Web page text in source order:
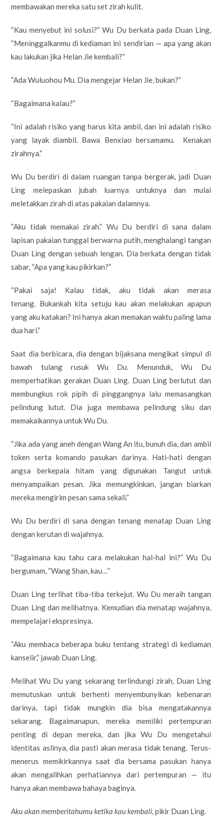
membawakan mereka satu set zirah kulit.
“Kau menyebut ini solusi?” Wu Du berkata pada Duan Ling,
“Meninggalkanmu di kediaman ini sendirian — apa yang akan
kau lakukan jika Helan Jie kembali?”
“Ada Wuluohou Mu. Dia mengejar Helan Jie, bukan?”
“Bagaimana kalau?”
“Ini adalah risiko yang harus kita ambil, dan ini adalah risiko
yang layak diambil. Bawa Benxiao bersamamu. Kenakan
zirahnya.”
Wu Du berdiri di dalam ruangan tanpa bergerak, jadi Duan
Ling melepaskan jubah luarnya untuknya dan mulai
meletakkan zirah di atas pakaian dalamnya.
“Aku tidak memakai zirah.” Wu Du berdiri di sana dalam
lapisan pakaian tunggal berwarna putih, menghalangi tangan
Duan Ling dengan sebuah lengan. Dia berkata dengan tidak
sabar, “Apa yang kau pikirkan?”
“Pakai saja! Kalau tidak, aku tidak akan merasa
tenang. Bukankah kita setuju kau akan melakukan apapun
yang aku katakan? Ini hanya akan memakan waktu paling lama
dua hari.”
Saat dia berbicara, dia dengan bijaksana mengikat simpul di
bawah tulang rusuk Wu Du. Menunduk, Wu Du
memperhatikan gerakan Duan Ling. Duan Ling berlutut dan
membungkus rok pipih di pinggangnya lalu memasangkan
pelindung lutut. Dia juga membawa pelindung siku dan
memakaikannya untuk Wu Du.
“Jika ada yang aneh dengan Wang An itu, bunuh dia, dan ambil
token serta komando pasukan darinya. Hati-hati dengan
angsa berkepala hitam yang digunakan Tangut untuk
menyampaikan pesan. Jika memungkinkan, jangan biarkan
mereka mengirim pesan sama sekali.”
Wu Du berdiri di sana dengan tenang menatap Duan Ling
dengan kerutan di wajahnya.
“Bagaimana kau tahu cara melakukan hal-hal ini?” Wu Du
bergumam, “Wang Shan, kau…”
Duan Ling terlihat tiba-tiba terkejut. Wu Du meraih tangan
Duan Ling dan melihatnya. Kemudian dia menatap wajahnya,
mempelajari ekspresinya.
“Aku membaca beberapa buku tentang strategi di kediaman
kanselir,” jawab Duan Ling.
Melihat Wu Du yang sekarang terlindungi zirah, Duan Ling
memutuskan untuk berhenti menyembunyikan kebenaran
darinya, tapi tidak mungkin dia bisa mengatakannya
sekarang. Bagaimanapun, mereka memiliki pertempuran
penting di depan mereka, dan jika Wu Du mengetahui
identitas aslinya, dia pasti akan merasa tidak tenang. Terus-
menerus memikirkannya saat dia bersama pasukan hanya
akan mengalihkan perhatiannya dari pertempuran — itu
hanya akan membawa bahaya baginya.
Aku akan memberitahumu ketika kau kembali, pikir Duan Ling.